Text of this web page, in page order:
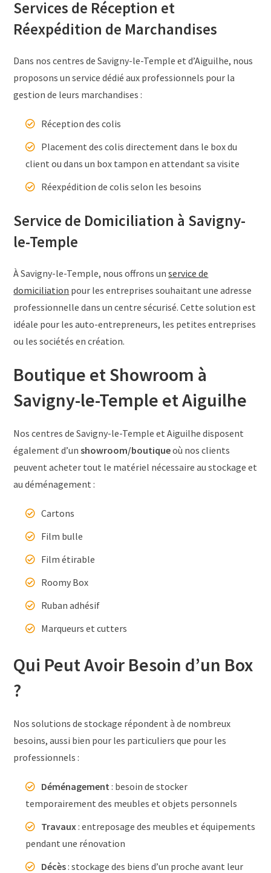
Services de Réception et
Réexpédition de Marchandises
Dans nos centres de Savigny-le-Temple et d’Aiguilhe, nous
proposons un service dédié aux professionnels pour la
gestion de leurs marchandises :
Réception des colis
Placement des colis directement dans le box du
client ou dans un box tampon en attendant sa visite
Réexpédition de colis selon les besoins
Service de Domiciliation à Savigny-
le-Temple
À Savigny-le-Temple, nous offrons unservice de
domiciliation pour les entreprises souhaitant une adresse
professionnelle dans un centre sécurisé. Cette solution est
idéale pour les auto-entrepreneurs, les petites entreprises
ou les sociétés en création.
Boutique et Showroom à
Savigny-le-Temple et Aiguilhe
Nos centres de Savigny-le-Temple et Aiguilhe disposent
également d’unshowroom/boutiqueoù nos clients
peuvent acheter tout le matériel nécessaire au stockage et
au déménagement :
Cartons
Film bulle
Film étirable
Roomy Box
Ruban adhésif
Marqueurs et cutters
Qui Peut Avoir Besoin d’un Box
?
Nos solutions de stockage répondent à de nombreux
besoins, aussi bien pour les particuliers que pour les
professionnels :
Déménagement : besoin de stocker
temporairement des meubles et objets personnels
Travaux : entreposage des meubles et équipements
pendant une rénovation
Décès: stockage des biens d’un proche avant leur